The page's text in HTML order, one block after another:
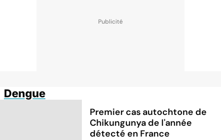
Dengue
Premier cas autochtone de
Chikungunya de l'année
détecté en France